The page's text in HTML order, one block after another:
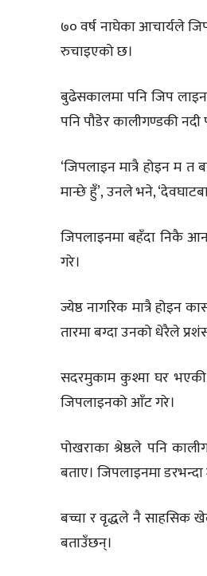
७० वर्ष नाघेका आचार्यले
रुचाइएको छ।
बुढेसकालमा पनि जिप
पनि पौडेर कालीगण्डकी नदी
‘जिपलाइन मात्रै होइन म
मान्छे हुँ’‚ उनले भने,
जिपलाइनमा बहँदा निकै
गरे।
ज्येष्ठ नागरिक मात्रै होइन
तारमा बग्दा उनको धेरैले
सदरमुकाम कुश्मा घर भएकी
जिपलाइनको आँट गरे।
पोखराका श्रेष्ठले पनि
बताए। जिपलाइनमा
बच्चा र वृद्धले नै साहसिक
बताउँछन्।